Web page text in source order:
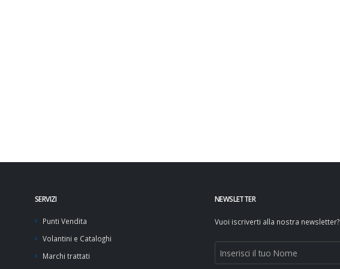
SERVIZI
Punti Vendita
Volantini e Cataloghi
Marchi trattati
NEWSLETTER
Vuoi iscriverti alla nostra newsletter?